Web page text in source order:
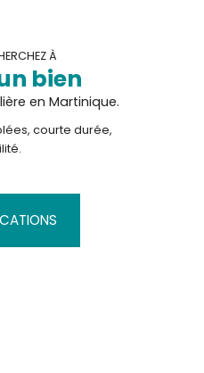
À
bien
en Martinique.
courte durée,